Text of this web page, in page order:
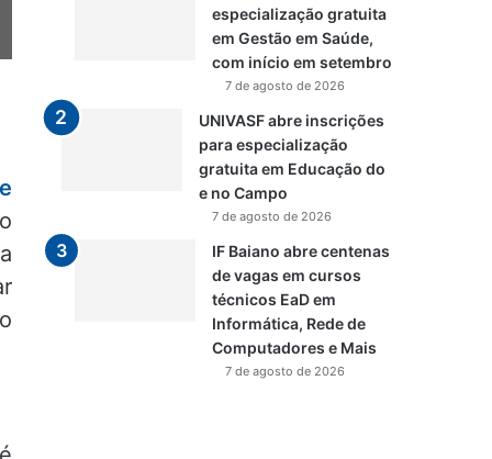
especialização gratuita
em Gestão em Saúde,
com início em setembro
7 de agosto de 2026
UNIVASF abre inscrições
para especialização
gratuita em Educação do
e no Campo
7 de agosto de 2026
IF Baiano abre centenas
de vagas em cursos
técnicos EaD em
Informática, Rede de
Computadores e Mais
7 de agosto de 2026